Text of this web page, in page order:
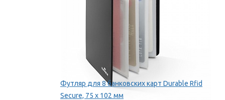
Футляр для 8 банковских карт Durable Rfid
Secure, 75 х 102 мм